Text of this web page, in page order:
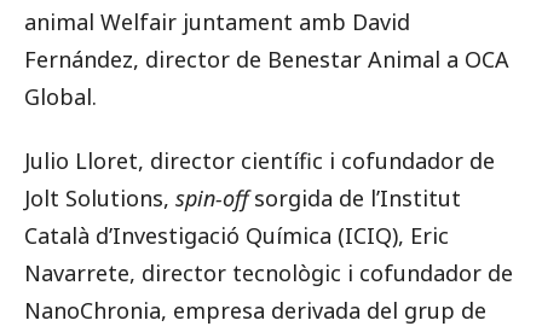
animal Welfair juntament amb David
Fernández, director de Benestar Animal a OCA
Global.
Julio Lloret, director científic i cofundador de
Jolt Solutions, spin-offsorgida de l’Institut
Català d’Investigació Química (ICIQ), Eric
Navarrete, director tecnològic i cofundador de
NanoChronia, empresa derivada del grup de